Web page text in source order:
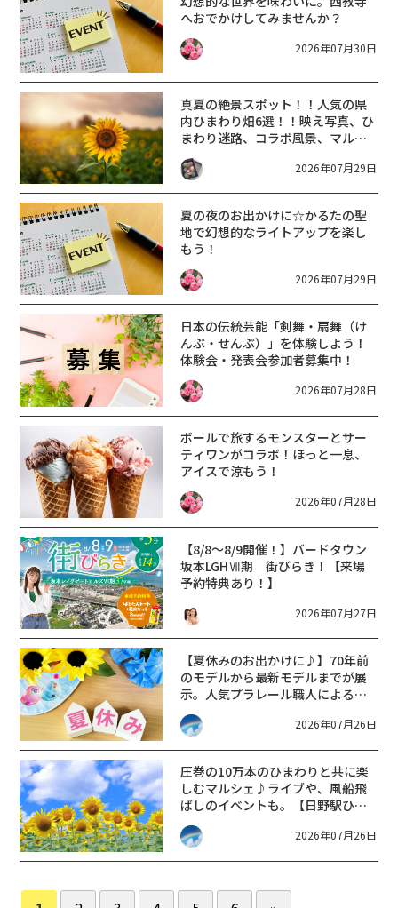
へおでかけしてみませんか？
2026年07月30日
真夏の絶景スポット！！人気の県
内ひまわり畑6選！！映え写真、ひ
まわり迷路、コラボ風景、マルシ
ェなど♪【まとめ】
2026年07月29日
夏の夜のお出かけに☆かるたの聖
地で幻想的なライトアップを楽し
もう！
2026年07月29日
日本の伝統芸能「剣舞・扇舞（け
んぶ・せんぶ）」を体験しよう！
体験会・発表会参加者募集中！
2026年07月28日
ボールで旅するモンスターとサー
ティワンがコラボ！ほっと一息、
アイスで涼もう！
2026年07月28日
【8/8～8/9開催！】バードタウン
坂本LGHⅦ期 街びらき！【来場
予約特典あり！】
2026年07月27日
【夏休みのお出かけに♪】70年前
のモデルから最新モデルまでが展
示。人気プラレール職人による大
規模鉄道レイアウトもやって来
る。【長浜鉄道スクエア・鉄道お
2026年07月26日
圧巻の10万本のひまわりと共に楽
しむマルシェ♪ライブや、風船飛
ばしのイベントも。【日野駅ひま
わりフェスティバル2026】
2026年07月26日